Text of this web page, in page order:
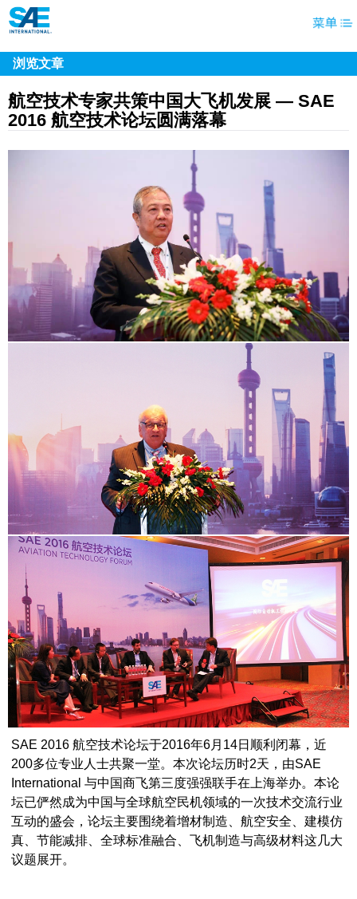
浏览文章
航空技术专家共策中国大飞机发展 — SAE
2016 航空技术论坛圆满落幕
SAE 2016 航空技术论坛于2016年6月14日顺利闭幕，近
200多位专业人士共聚一堂。本次论坛历时2天，由SAE
International 与中国商飞第三度强强联手在上海举办。本论
坛已俨然成为中国与全球航空民机领域的一次技术交流行业
互动的盛会，论坛主要围绕着增材制造、航空安全、建模仿
真、节能减排、全球标准融合、飞机制造与高级材料这几大
议题展开。